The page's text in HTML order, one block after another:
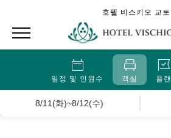
호텔 비스키오 교토
일정 및 인원수 객실 플랜
8/11(화)~8/12(수)